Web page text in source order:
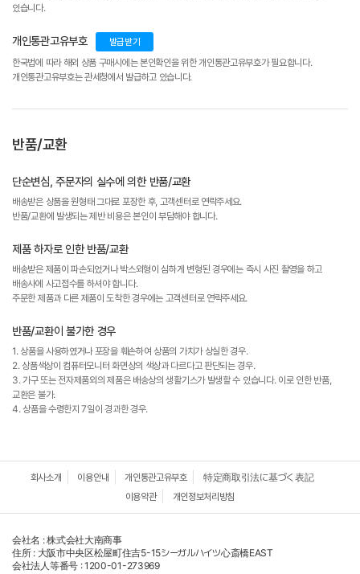
있습니다.
개인통관고유부호 발급받기
한국법에 따라 해외 상품 구매시에는 본인확인을 위한 개인통관고유부호가 필요합니다.
개인통관고유부호는 관세청에서 발급하고 있습니다.
반품/교환
단순변심, 주문자의 실수에 의한 반품/교환
배송받은 상품을 원형태 그대로 포장한 후, 고객센터로 연락주세요.
반품/교환에 발생되는 제반 비용은 본인이 부담해야 합니다.
제품 하자로 인한 반품/교환
배송받은 제품이 파손되었거나 박스외형이 심하게 변형된 경우에는 즉시 사진 촬영을 하고
배송사에 사고접수를 하셔야 합니다.
주문한 제품과 다른 제품이 도착한 경우에는 고객센터로 연락주세요.
반품/교환이 불가한 경우
1. 상품을 사용하였거나 포장을 훼손하여 상품의 가치가 상실한 경우.
2. 상품색상이 컴퓨터모니터 화면상의 색상과 다르다고 판단되는 경우.
3. 가구 또는 전자제품외의 제품은 배송상의 생활기스가 발생할 수 있습니다. 이로 인한 반품,
교환은 불가.
4. 상품을 수령한지 7일이 경과한 경우.
회사소개 이용안내 개인통관고유부호
特定商取引法に基づく表記
이용약관
개인정보처리방침
会社名 : 株式会社大南商事
住所 : 大阪市中央区松屋町住吉5-15シーガルハイツ心斎橋EAST
会社法人等番号 : 1200-01-273969